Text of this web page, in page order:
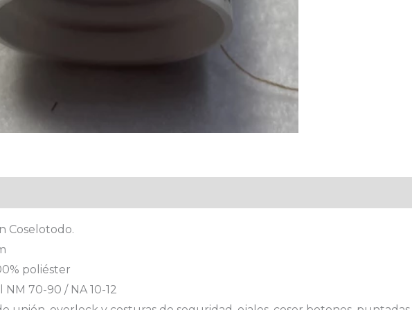
Coselotodo.
poliéster
70-90 / NA 10-12